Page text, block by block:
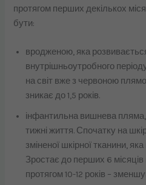
протягом перших декількох
бути:
вродженою, яка
внутрішньоутробного
на світ вже з червоною
зникає до 1,5 років.
інфантильна вишнева пляма,
тижні життя. Спочатку на
зміненої шкірної тканини,
Зростає до перших 6
протягом 10-12 років –